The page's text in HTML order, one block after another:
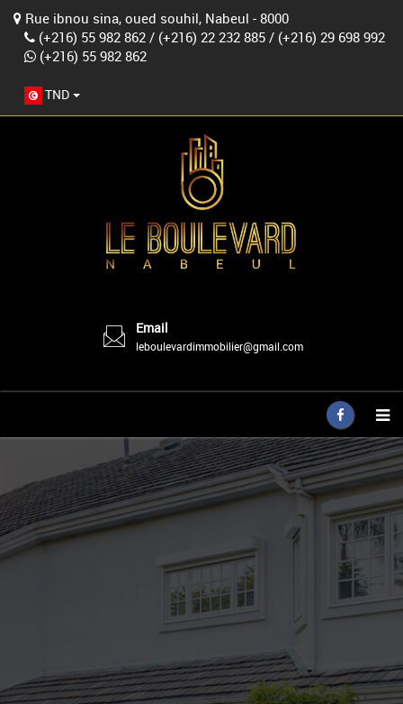
Rue ibnou sina, oued souhil, Nabeul - 8000
(+216) 55 982 862 / (+216) 22 232 885 / (+216) 29 698 992
(+216) 55 982 862
TND
Email
leboulevardimmobilier@gmail.com